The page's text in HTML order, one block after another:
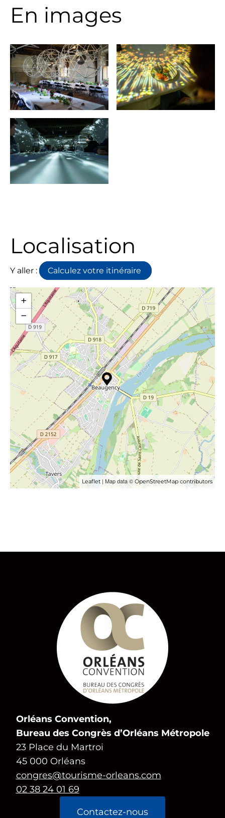
En images
Localisation
Y aller : Calculez votre itinéraire
+
−
Leaflet | Map data ©OpenStreetMap contributors
Orléans Convention,
Bureau des Congrès d’Orléans Métropole
23 Place du Martroi
45 000 Orléans
congres@tourisme-orleans.com
02 38 24 01 69
Contactez-nous